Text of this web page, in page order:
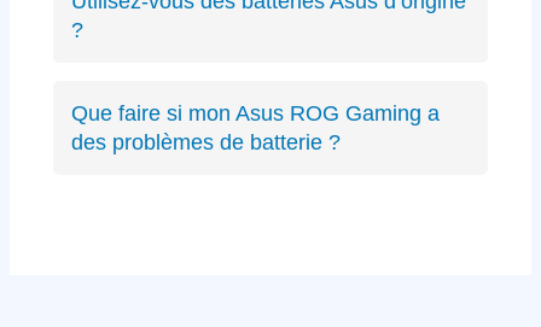
récents ou anciens. Expertise complète sur
?
équivalents certifiés aux mêmes spécifications
techniques et de qualité équivalente.
Que faire si mon Asus ROG Gaming a
des problèmes de batterie ?